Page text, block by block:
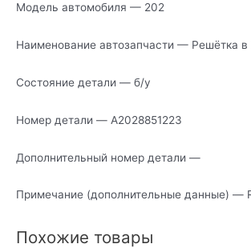
Модель автомобиля — 202
Наименование автозапчасти — Решётка в
Состояние детали — б/у
Номер детали — A2028851223
Дополнительный номер детали —
Примечание (дополнительные данные) —
Похожие товары